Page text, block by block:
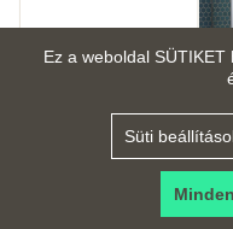
Ez a weboldal
Süti
Radaway Eos KDS
zuhanykabin,
120×70×197 cm